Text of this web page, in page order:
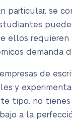
particular, se
ellos requieren
demanda
de
y
tipo, no
a la